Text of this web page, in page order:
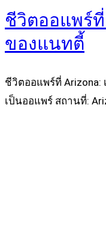
ชีวิตออแพร์ที่
ของแนทตี้
ชีวิตออแพร์ที่ Arizona:
เป็นออแพร์ สถานที่: